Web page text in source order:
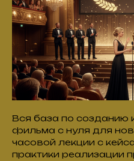
Вся база по созданию
фильма с нуля для
часовой лекции с
практики реализации